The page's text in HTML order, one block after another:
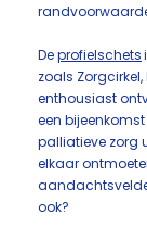
Deprofielschets
zoals
enthousiast
een
palliatieve zorg
elkaar
ook?